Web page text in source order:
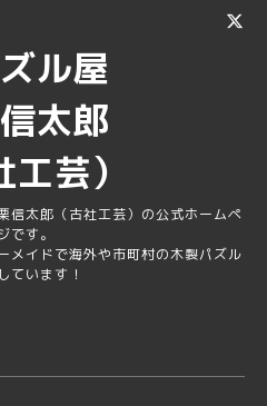
ル屋
太郎
工芸）
信太郎（古社工芸）の公式ホームペ
です。
メイドで海外や市町村の木製パズル
ています！